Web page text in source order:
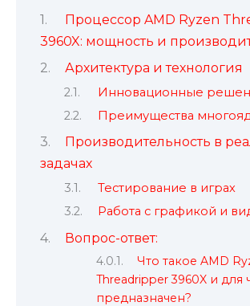
Процессор AMD Ryzen
3960X: мощность и
Архитектура и технология
Инновационные
Преимущества
Производительность в
задачах
Тестирование в играх
Работа с графикой и
Вопрос-ответ:
Что такое AMD
Threadripper 3960X и для
предназначен?